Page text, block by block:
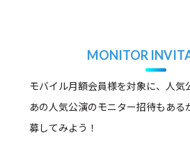
MONITOR
モバイル月額会員様を対象に、人気
あの人気公演のモニター招待もある
募してみよう！